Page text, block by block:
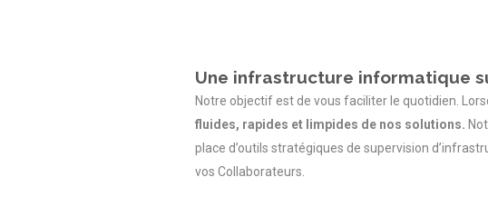
Une infrastructure informatique
Notre objectif est de vous faciliter le quotidien.
fluides, rapides et limpides de nos solutions.
place d’outils stratégiques de supervision
vos Collaborateurs.